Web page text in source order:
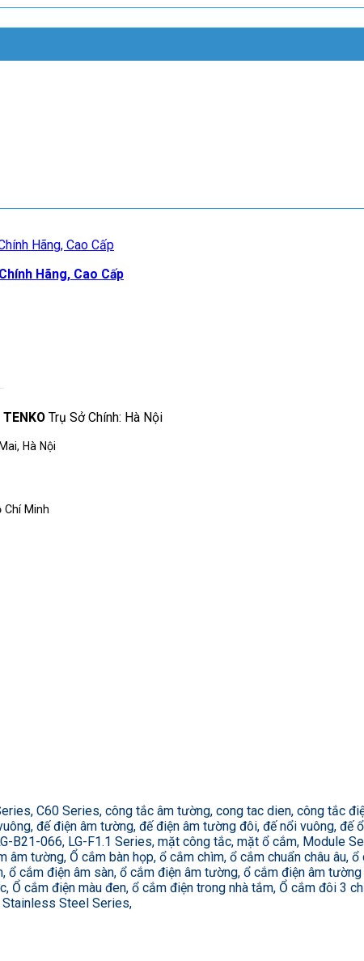
Hãng, Cao Cấp
Trụ Sở Chính: Hà Nội
Hà Nội
Chí Minh
C60 Series, công tắc âm tường, cong tac dien, công tắc
đế điện âm tường, đế điện âm tường đôi, đế nổi vuông, đế
B21-066, LG-F1.1 Series, mặt công tắc, mặt ổ cắm, Module
tường, Ổ cắm bàn họp, ổ cắm chìm, ổ cắm chuẩn châu âu,
ổ cắm điện âm sàn, ổ cắm điện âm tường, ổ cắm điện âm
Ổ cắm điện màu đen, ổ cắm điện trong nhà tắm, Ổ cắm đôi 3
Stainless Steel Series,